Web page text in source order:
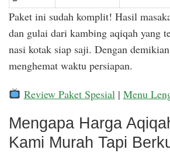
Paket ini sudah komplit! Hasil
dan gulai dari kambing aqiqah yang
nasi kotak siap saji. Dengan
menghemat waktu persiapan.
Review Paket Spesial | Menu
Mengapa Harga
Kami Murah Tapi